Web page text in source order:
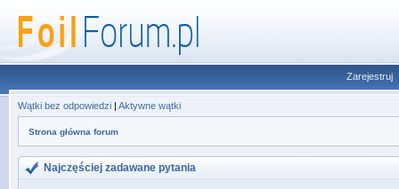
Zarejestruj
Wątki bez odpowiedzi | Aktywne wątki
Strona główna forum
Najczęściej zadawane pytania